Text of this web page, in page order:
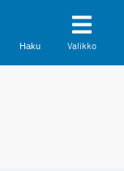
Haku Valikko